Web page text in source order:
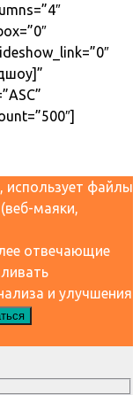
использует файлы
маяки,
отвечающие
и улучшения